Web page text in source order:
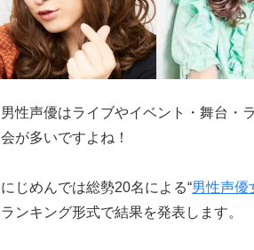
男性声優はライブやイベント・舞台・
会が多いですよね！
にじめんでは総勢20名による“男性声優
ランキング形式で結果を発表します。